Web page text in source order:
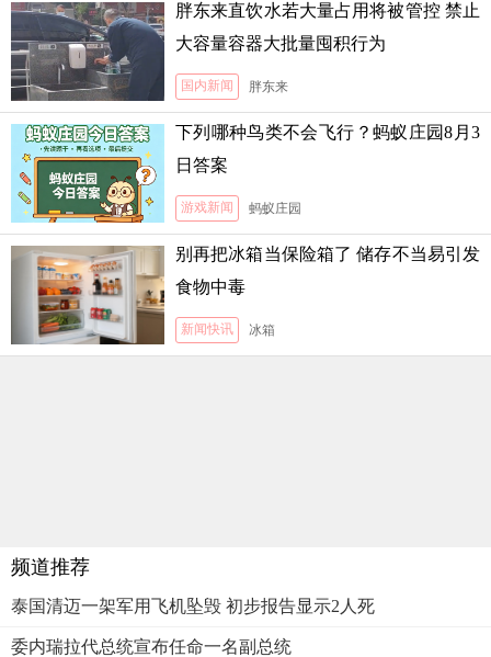
胖东来直饮水若大量占用将被管控 禁止
大容量容器大批量囤积行为
国内新闻 胖东来
下列哪种鸟类不会飞行？蚂蚁庄园8月3
日答案
游戏新闻 蚂蚁庄园
别再把冰箱当保险箱了 储存不当易引发
食物中毒
新闻快讯 冰箱
频道推荐
泰国清迈一架军用飞机坠毁 初步报告显示2人死
委内瑞拉代总统宣布任命一名副总统